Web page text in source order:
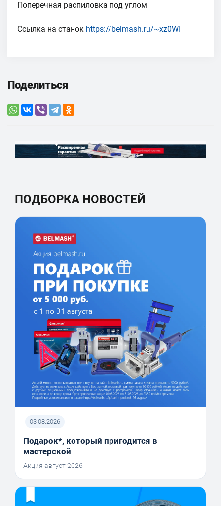
Поперечная распиловка под углом
Ссылка на станок https://belmash.ru/~xz0WI
Поделиться
ПОДБОРКА НОВОСТЕЙ
03.08.2026
Подарок*, который пригодится в
мастерской
Акция август 2026